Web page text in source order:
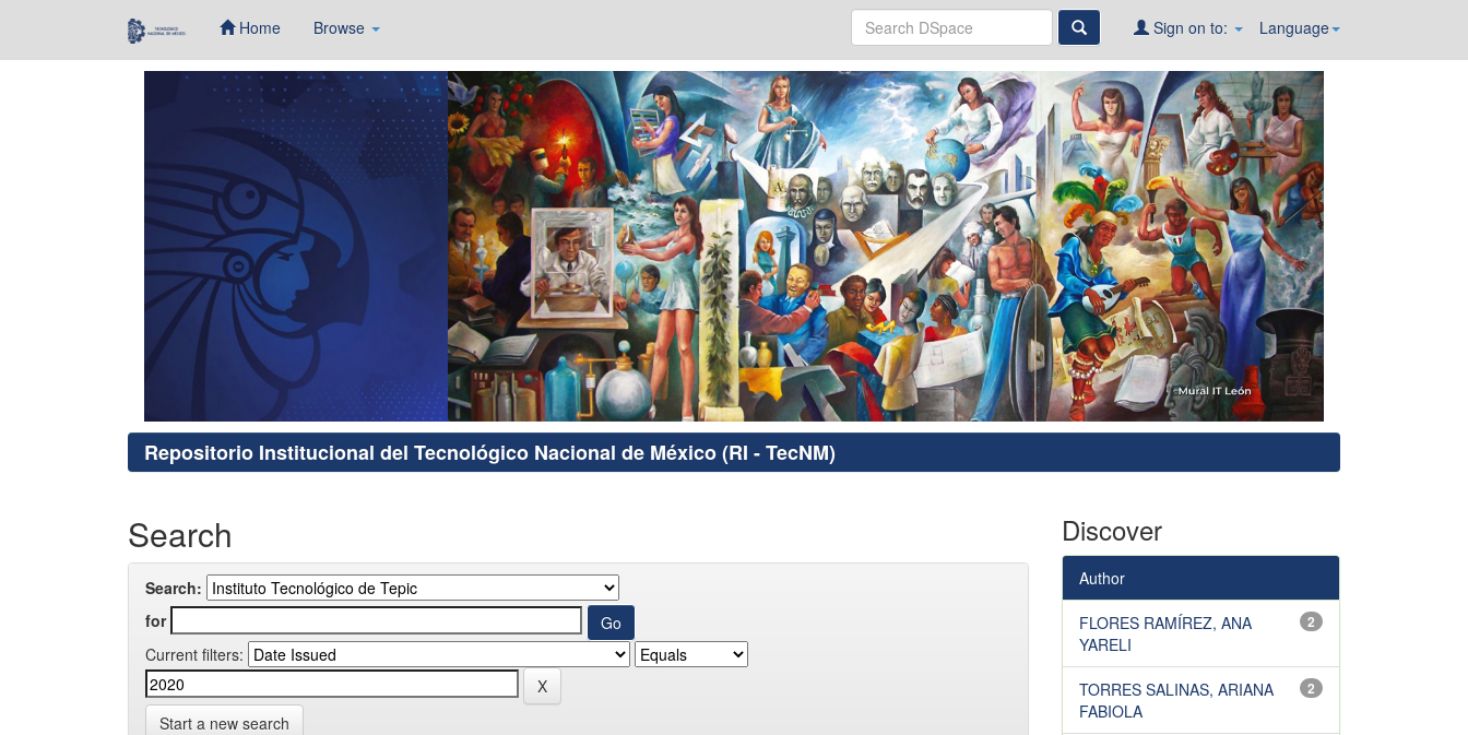
Home Browse Language
Sign on to:
Repositorio Institucional del Tecnológico Nacional de México (RI - TecNM)
Search
Search:
for
Current filters:
Start a new search
Discover
Author
2
FLORES RAMÍREZ, ANA
YARELI
2
TORRES SALINAS, ARIANA
FABIOLA